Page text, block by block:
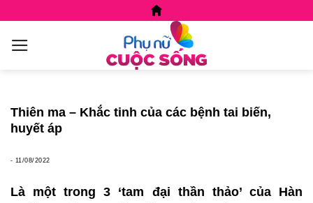
content
Thiên ma – Khắc tinh của các bệnh tai biến,
huyết áp
- 11/08/2022
Là một trong 3 ‘tam đại thần thảo’ của Hàn